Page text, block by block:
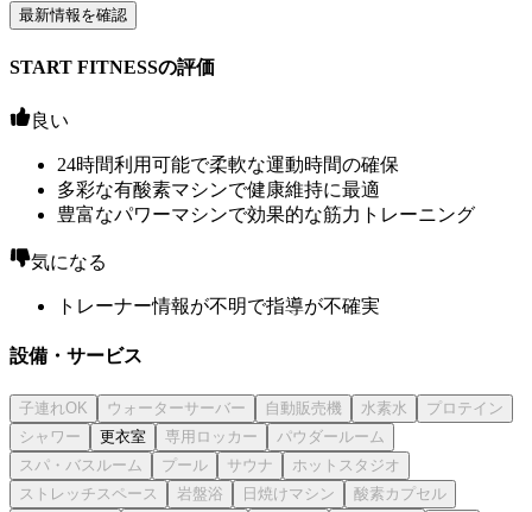
最新情報を確認
START FITNESSの評価
良い
24時間利用可能で柔軟な運動時間の確保
多彩な有酸素マシンで健康維持に最適
豊富なパワーマシンで効果的な筋力トレーニング
気になる
トレーナー情報が不明で指導が不確実
設備・サービス
更衣室